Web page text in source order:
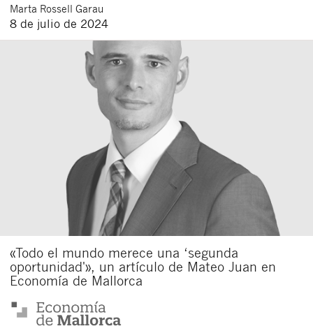
Marta Rossell Garau
8 de julio de 2024
«Todo el mundo merece una ‘segunda
oportunidad'», un artículo de Mateo Juan en
Economía de Mallorca